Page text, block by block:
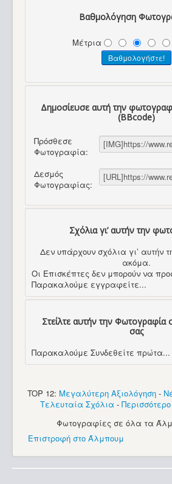
Βαθμολόγηση
Μέτρια
Δημοσίευσε αυτή την
(BBcode)
Πρόσθεσε
Φωτογραφία:
Δεσμός
Φωτογραφίας:
Σχόλια γι’ αυτήν την
Δεν υπάρχουν σχόλια γι’ αυτήν
ακόμα.
Οι Επισκέπτες δεν μπορούν να
Παρακαλούμε εγγραφείτε...
Στείλτε αυτήν την Φωτογραφία
σας
Παρακαλούμε Συνδεθείτε πρώτα...
TOP 12: Μεγαλύτερη Αξιολόγηση -
Τελευταία Σχόλια -
Φωτογραφίες σε όλα τα
Επιστροφή στο Άλμπουμ